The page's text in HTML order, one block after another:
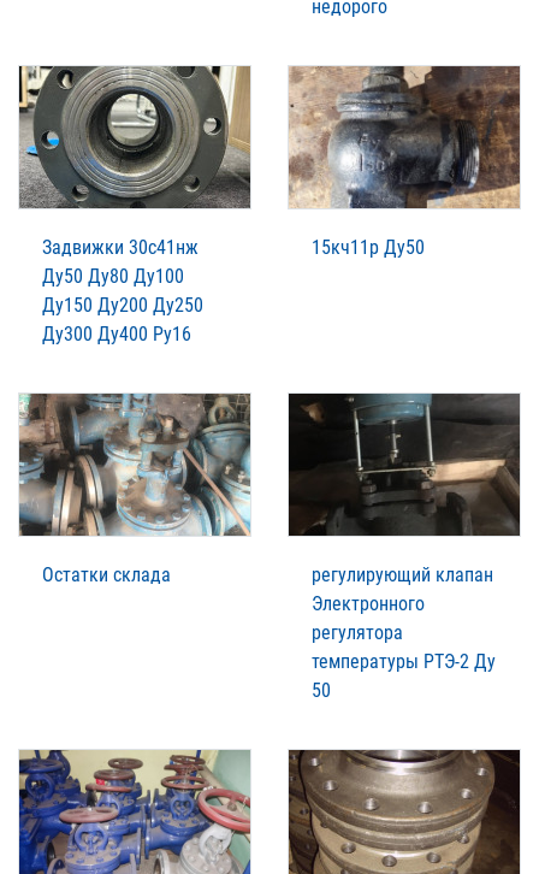
недорого
Задвижки 30с41нж
Ду50 Ду80 Ду100
Ду150 Ду200 Ду250
Ду300 Ду400 Ру16
15кч11р Ду50
Остатки склада
регулирующий клапан
Электронного
регулятора
температуры РТЭ-2 Ду
50